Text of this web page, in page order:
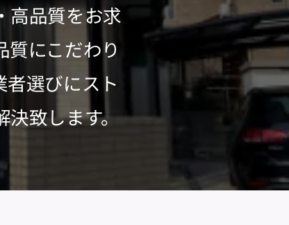
高品質をお求
にこだわり
選びにスト
決致します。